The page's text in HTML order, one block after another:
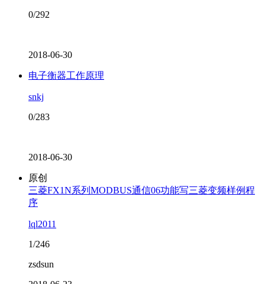
0/292
2018-06-30
电子衡器工作原理
snkj
0/283
2018-06-30
原创
三菱FX1N系列MODBUS通信06功能写三菱变频样例程
序
lql2011
1/246
zsdsun